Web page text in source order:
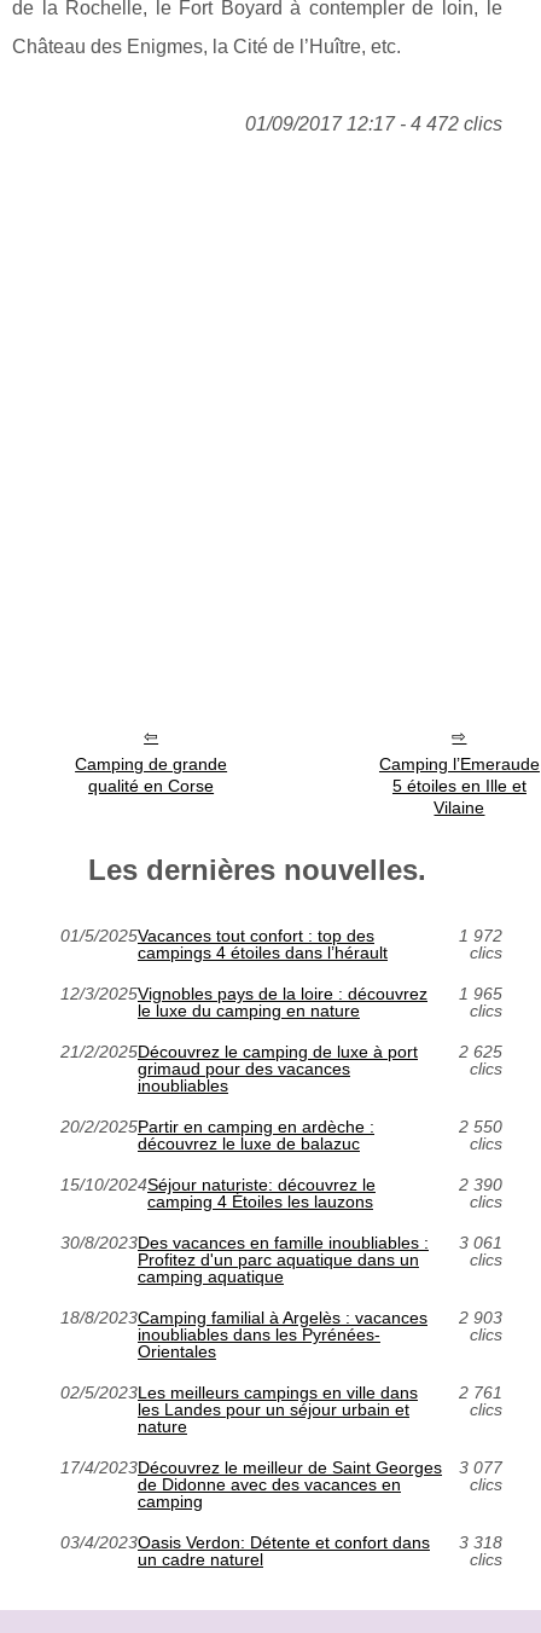
de la Rochelle, le Fort Boyard à contempler de loin, le
Château des Enigmes, la Cité de l’Huître, etc.
01/09/2017 12:17 - 4 472 clics
Camping de grande
qualité en Corse
Camping l’Emeraude
5 étoiles en Ille et
Vilaine
Les dernières nouvelles.
01/5/2025Vacances tout confort : top des
campings 4 étoiles dans l’hérault
1 972
clics
12/3/2025Vignobles pays de la loire : découvrez
le luxe du camping en nature
1 965
clics
21/2/2025Découvrez le camping de luxe à port
grimaud pour des vacances
inoubliables
2 625
clics
20/2/2025Partir en camping en ardèche :
découvrez le luxe de balazuc
2 550
clics
15/10/2024Séjour naturiste: découvrez le
camping 4 Étoiles les lauzons
2 390
clics
30/8/2023Des vacances en famille inoubliables :
Profitez d'un parc aquatique dans un
camping aquatique
3 061
clics
18/8/2023Camping familial à Argelès : vacances
inoubliables dans les Pyrénées-
Orientales
2 903
clics
02/5/2023Les meilleurs campings en ville dans
les Landes pour un séjour urbain et
nature
2 761
clics
17/4/2023Découvrez le meilleur de Saint Georges
de Didonne avec des vacances en
camping
3 077
clics
03/4/2023Oasis Verdon: Détente et confort dans
un cadre naturel
3 318
clics